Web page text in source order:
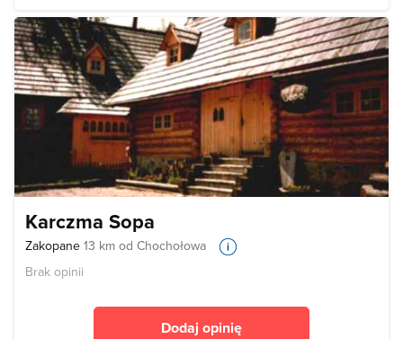
Karczma Sopa
Zakopane 13 km od Chochołowa
Brak opinii
Dodaj opinię